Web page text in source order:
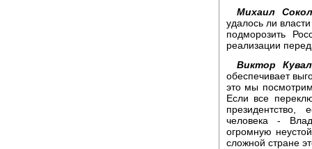
Михаил
удалось ли
подморозить
реализации
Виктор
обеспечивает
это мы
Если все
президентство,
человека -
огромную
сложной стране